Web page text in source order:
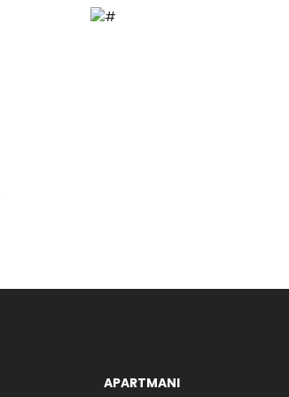
APARTMANI